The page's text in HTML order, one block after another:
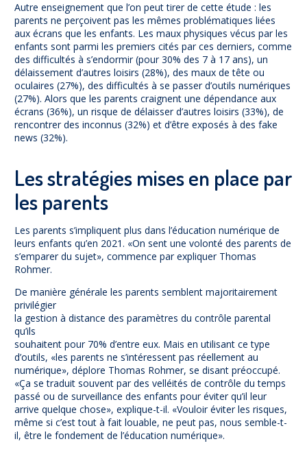
Autre enseignement que l’on peut tirer de cette étude : les
parents ne perçoivent pas les mêmes problématiques liées
aux écrans que les enfants. Les maux physiques vécus par les
enfants sont parmi les premiers cités par ces derniers, comme
des difficultés à s’endormir (pour 30% des 7 à 17 ans), un
délaissement d’autres loisirs (28%), des maux de tête ou
oculaires (27%), des difficultés à se passer d’outils numériques
(27%). Alors que les parents craignent une dépendance aux
écrans (36%), un risque de délaisser d’autres loisirs (33%), de
rencontrer des inconnus (32%) et d’être exposés à des fake
news (32%).
Les stratégies mises en place par
les parents
Les parents s’impliquent plus dans l’éducation numérique de
leurs enfants qu’en 2021. «On sent une volonté des parents de
s’emparer du sujet», commence par expliquer Thomas
Rohmer.
De manière générale les parents semblent majoritairement
privilégier
la gestion à distance des paramètres du contrôle parental
qu’ils
souhaitent pour 70% d’entre eux. Mais en utilisant ce type
d’outils, «les parents ne s’intéressent pas réellement au
numérique», déplore Thomas Rohmer, se disant préoccupé.
«Ça se traduit souvent par des velléités de contrôle du temps
passé ou de surveillance des enfants pour éviter qu’il leur
arrive quelque chose», explique-t-il. «Vouloir éviter les risques,
même si c’est tout à fait louable, ne peut pas, nous semble-t-
il, être le fondement de l’éducation numérique».